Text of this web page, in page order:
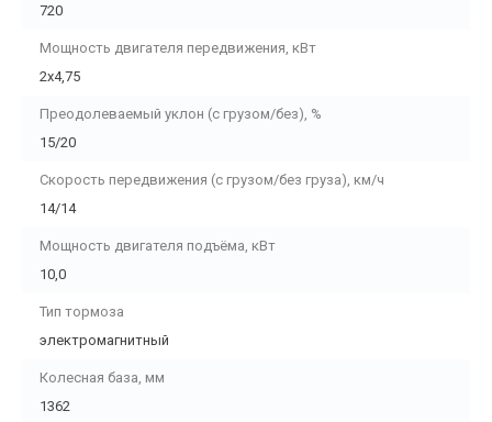
720
Мощность двигателя передвижения, кВт
2х4,75
Преодолеваемый уклон (с грузом/без), %
15/20
Скорость передвижения (с грузом/без груза), км/ч
14/14
Мощность двигателя подъёма, кВт
10,0
Тип тормоза
электромагнитный
Колесная база, мм
1362